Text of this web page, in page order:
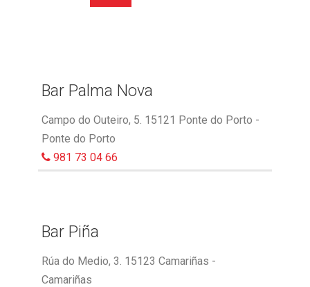
Bar Palma Nova
Campo do Outeiro, 5. 15121 Ponte do Porto -
Ponte do Porto
981 73 04 66
Bar Piña
Rúa do Medio, 3. 15123 Camariñas -
Camariñas